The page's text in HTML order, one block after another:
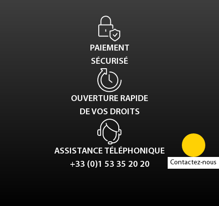
Contactez-nous
PAIEMENT
SÉCURISÉ
OUVERTURE RAPIDE
DE VOS DROITS
ASSISTANCE TÉLÉPHONIQUE
+33 (0)1 53 35 20 20